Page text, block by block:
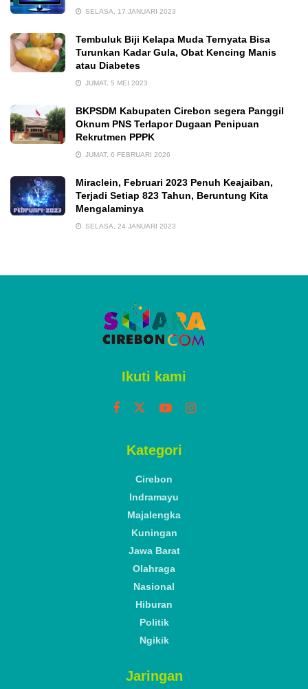
SELASA, 17 JANUARI 2023
Tembuluk Biji Kelapa Muda Ternyata Bisa
Turunkan Kadar Gula, Obat Kencing Manis
atau Diabetes
JUMAT, 5 MEI 2023
BKPSDM Kabupaten Cirebon segera Panggil
Oknum PNS Terlapor Dugaan Penipuan
Rekrutmen PPPK
JUMAT, 6 FEBRUARI 2026
Miraclein, Februari 2023 Penuh Keajaiban,
Terjadi Setiap 823 Tahun, Beruntung Kita
Mengalaminya
SELASA, 24 JANUARI 2023
Ikuti kami
Kategori
Cirebon
Indramayu
Majalengka
Kuningan
Jawa Barat
Olahraga
Nasional
Hiburan
Politik
Ngikik
Jaringan